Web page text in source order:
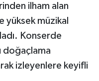
ilham alan
yüksek müzikal
Konserde
doğaçlama
izleyenlere keyifli